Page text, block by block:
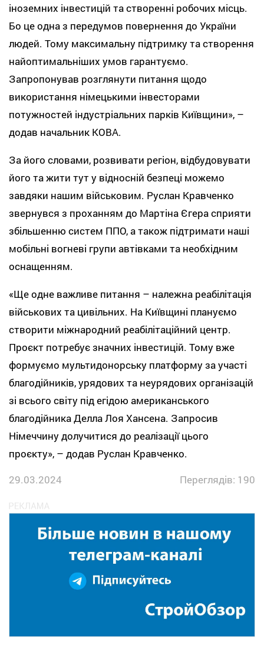
іноземних інвестицій та створенні робочих місць.
Бо це одна з передумов повернення до України
людей. Тому максимальну підтримку та створення
найоптимальніших умов гарантуємо.
Запропонував розглянути питання щодо
використання німецькими інвесторами
потужностей індустріальних парків Київщини», –
додав начальник КОВА.
За його словами, розвивати регіон, відбудовувати
його та жити тут у відносній безпеці можемо
завдяки нашим військовим. Руслан Кравченко
звернувся з проханням до Мартіна Єгера сприяти
збільшенню систем ППО, а також підтримати наші
мобільні вогневі групи автівками та необхідним
оснащенням.
«Ще одне важливе питання – належна реабілітація
військових та цивільних. На Київщині плануємо
створити міжнародний реабілітаційний центр.
Проєкт потребує значних інвестицій. Тому вже
формуємо мультидонорську платформу за участі
благодійників, урядових та неурядових організацій
зі всього світу під егідою американського
благодійника Делла Лоя Хансена. Запросив
Німеччину долучитися до реалізації цього
проєкту», – додав Руслан Кравченко.
29.03.2024
Переглядів: 190